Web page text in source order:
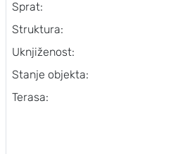
Sprat:
Struktura:
Uknjiženost:
Stanje objekta:
Terasa: